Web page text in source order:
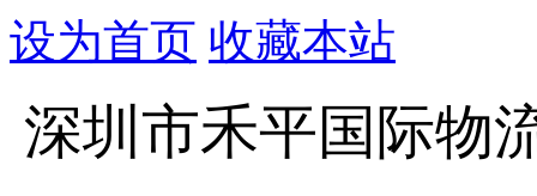
设为首页 收藏本站
深圳市禾平国际物